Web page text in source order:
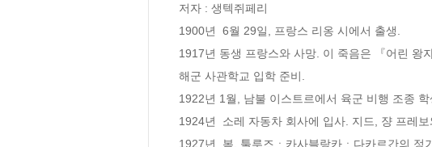
저자 : 생텍쥐페리
1900년  6월 29일, 프랑스 리옹 시에서 출생.
1917년 동생 프랑스와 사망. 이 죽음은 『어린 왕
해군 사관학교 입학 준비.
1922년 1월, 남불 이스트르에서 육군 비행 조종
1924년  소레 자동차 회사에 입사. 지드, 쟝 프레
1927년  봄, 툴루즈ㆍ카사블랑카ㆍ다카르간의 정